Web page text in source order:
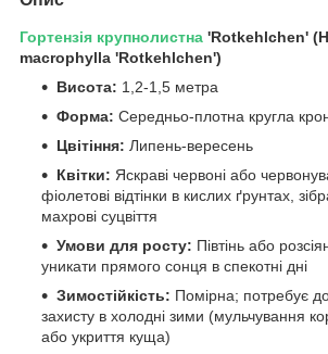
Гортензія крупнолистна 'Rotkehlchen'
macrophylla 'Rotkehlchen')
Висота: 1,2-1,5 метра
Форма: Середньо-плотна кругла
Цвітіння: Липень-вересень
Квітки: Яскраві червоні або
фіолетові відтінки в кислих ґрунтах,
махрові суцвіття
Умови для росту: Півтінь або
уникати прямого сонця в спекотні дні
Зимостійкість: Помірна; потребує
захисту в холодні зими (мульчування
або укриття куща)